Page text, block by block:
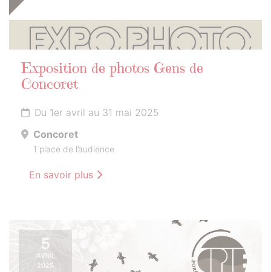
Exposition de photos Gens de
Concoret
Du 1er avril au 31 mai 2025
Concoret
1 place de l’audience
En savoir plus
5
AVRIL
2025